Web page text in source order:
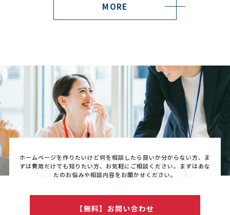
MORE
CONTACT
ホームページを作りたいけど何を相談したら良いか分からない方、ま
ずは費用だけでも知りたい方、 お気軽にご相談ください。まずはあな
たのお悩みや相談内容をお聞かせください。
【無料】お問い合わせ